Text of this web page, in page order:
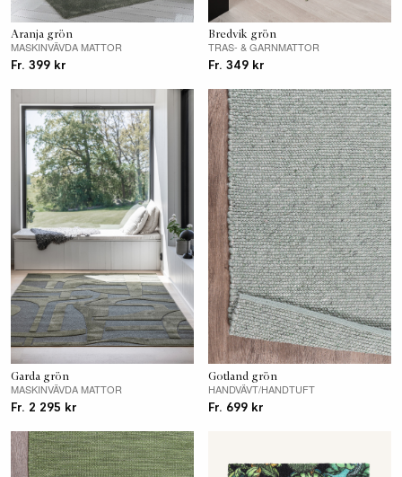
Aranja grön
MASKINVÄVDA MATTOR
Fr. 399 kr
Bredvik grön
TRAS- & GARNMATTOR
Fr. 349 kr
Garda grön
MASKINVÄVDA MATTOR
Fr. 2 295 kr
Gotland grön
HANDVÄVT/HANDTUFT
Fr. 699 kr